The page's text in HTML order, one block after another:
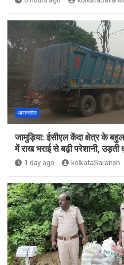
आसनसोल
जामुड़िया: ईसीएल केंदा क्षेत्र के
में राख भराई से बढ़ी परेशानी, उड़ती
1 day ago kolkataSaransh